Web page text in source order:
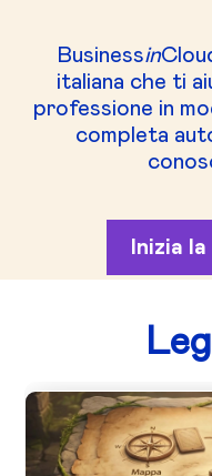
Businessin
italiana che ti
professione in
completa
Inizia